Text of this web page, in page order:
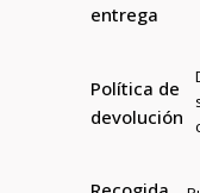
entrega
Política de
devolución